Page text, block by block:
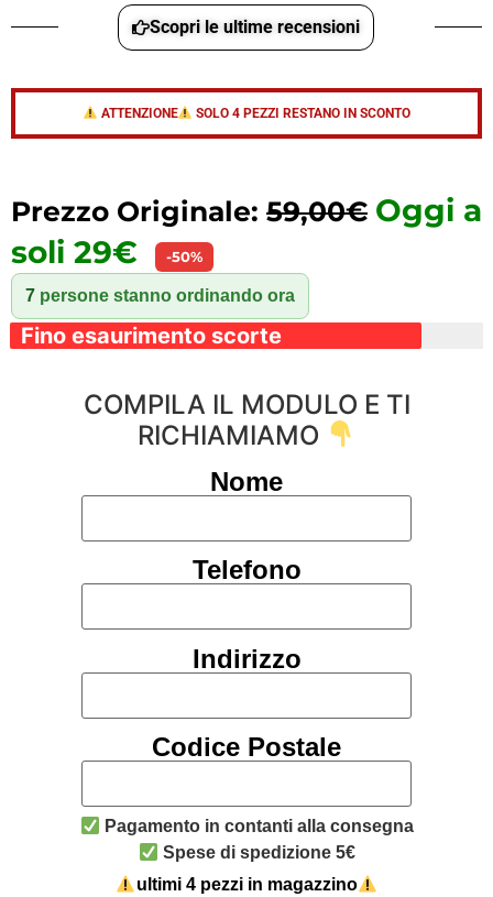
Scopri le ultime recensioni
ATTENZIONE SOLO 4 PEZZI RESTANO IN SCONTO
Prezzo Originale: 59,00€ Oggi a
soli 29€
-50%
7 persone stanno ordinando ora
Fino esaurimento scorte
COMPILA IL MODULO E TI
RICHIAMIAMO
Nome
Telefono
Indirizzo
Codice Postale
Pagamento in contanti alla consegna
Spese di spedizione 5€
ultimi 4 pezzi in magazzino